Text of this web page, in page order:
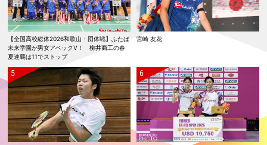
【全国高校総体2026和歌山・団体戦】ふたば
未来学園が男女アベックV！ 柳井商工の春
夏連覇は11でストップ
宮崎 友花